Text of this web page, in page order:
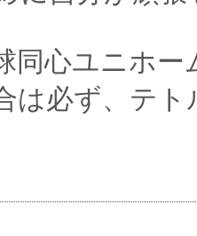
心ユニホー
は必ず、テト